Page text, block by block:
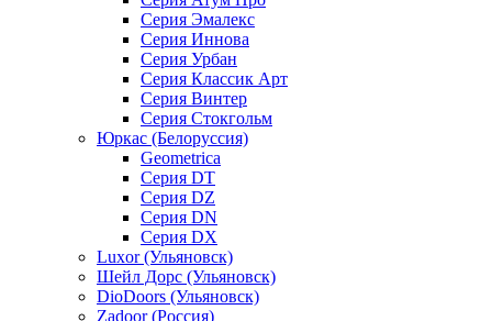
Серия Эмалекс
Серия Иннова
Серия Урбан
Серия Классик Арт
Серия Винтер
Серия Стокгольм
Юркас (Белоруссия)
Geometrica
Серия DT
Серия DZ
Серия DN
Серия DX
Luxor (Ульяновск)
Шейл Дорс (Ульяновск)
DioDoors (Ульяновск)
Zadoor (Россия)